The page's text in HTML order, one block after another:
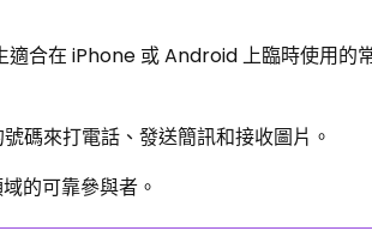
合在 iPhone 或 Android 上臨時使用的
碼來打電話、發送簡訊和接收圖片。
的可靠參與者。